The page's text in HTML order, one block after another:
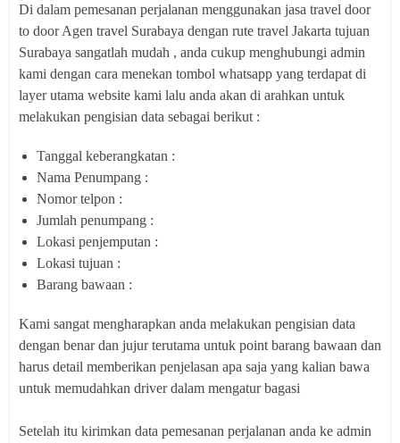
Di dalam pemesanan perjalanan menggunakan jasa travel door
to door Agen travel Surabaya dengan rute travel Jakarta tujuan
Surabaya sangatlah mudah , anda cukup menghubungi admin
kami dengan cara menekan tombol whatsapp yang terdapat di
layer utama website kami lalu anda akan di arahkan untuk
melakukan pengisian data sebagai berikut :
Tanggal keberangkatan :
Nama Penumpang :
Nomor telpon :
Jumlah penumpang :
Lokasi penjemputan :
Lokasi tujuan :
Barang bawaan :
Kami sangat mengharapkan anda melakukan pengisian data
dengan benar dan jujur terutama untuk point barang bawaan dan
harus detail memberikan penjelasan apa saja yang kalian bawa
untuk memudahkan driver dalam mengatur bagasi
Setelah itu kirimkan data pemesanan perjalanan anda ke admin